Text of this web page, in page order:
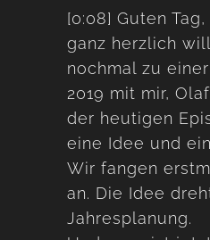
[0:08] Guten
ganz herzlich
nochmal zu
2019 mit mir,
der heutigen
eine Idee und
Wir fangen
an. Die Idee
Jahresplanung.